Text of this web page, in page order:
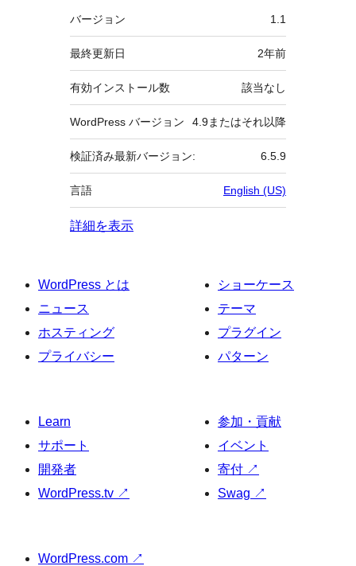
メ
タ
バージョン 1.1
最終更新日 2年前
有効インストール数 該当なし
WordPress バージョン 4.9またはそれ以降
検証済み最新バージョン: 6.5.9
言語 English (US)
詳細を表示
WordPress とは
ニュース
ホスティング
プライバシー
ショーケース
テーマ
プラグイン
パターン
Learn
サポート
開発者
WordPress.tv ↗
参加・貢献
イベント
寄付 ↗
Swag ↗
WordPress.com ↗